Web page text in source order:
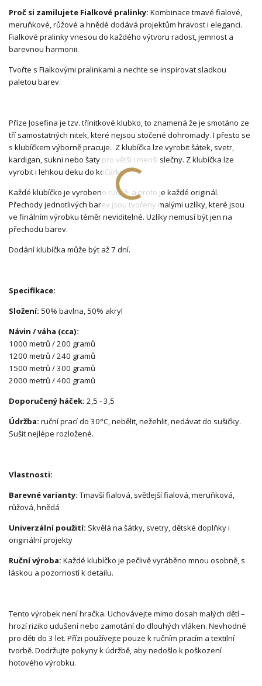
Proč si zamilujete Fialkové pralinky: Kombinace tmavé fialové,
meruňkové, růžové a hnědé dodává projektům hravost i eleganci.
Fialkové pralinky vnesou do každého výtvoru radost, jemnost a
barevnou harmonii.
Tvořte s Fialkovými pralinkami a nechte se inspirovat sladkou
paletou barev.
Příze Josefina je tzv. třínitkové klubko, to znamená že je smotáno ze
tří samostatných nitek, které nejsou stočené dohromady. I přesto se
s klubíčkem výborně pracuje. Z klubíčka lze vyrobit šátek, svetr,
kardigan, sukni nebo šaty pro větší i menší slečny. Z klubíčka lze
vyrobit i lehkou deku do kočárku.
Každé klubíčko je vyrobeno ručně, a proto je každé originál.
Přechody jednotlivých barev jsou tvořeny malými uzlíky, které jsou
ve finálním výrobku téměr neviditelné. Uzlíky nemusí být jen na
přechodu barev.
Dodání klubíčka může být až 7 dní.
Specifikace:
Složení: 50% bavlna, 50% akryl
Návin / váha (cca):
1000 metrů / 200 gramů
1200 metrů / 240 gramů
1500 metrů / 300 gramů
2000 metrů / 400 gramů
Doporučený háček: 2,5 - 3,5
Údržba: ruční prací do 30°C, nebělit, nežehlit, nedávat do sušičky.
Sušit nejlépe rozložené.
Vlastnosti:
Barevné varianty: Tmavší fialová, světlejší fialová, meruňková,
růžová, hnědá
Univerzální použití: Skvělá na šátky, svetry, dětské doplňky i
originální projekty
Ruční výroba: Každé klubíčko je pečlivě vyráběno mnou osobně, s
láskou a pozorností k detailu.
Tento výrobek není hračka. Uchovávejte mimo dosah malých dětí –
hrozí riziko udušení nebo zamotání do dlouhých vláken. Nevhodné
pro děti do 3 let. Přízi používejte pouze k ručním pracím a textilní
tvorbě. Dodržujte pokyny k údržbě, aby nedošlo k poškození
hotového výrobku.